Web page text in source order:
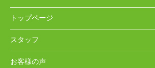
トップページ
スタッフ
お客様の声